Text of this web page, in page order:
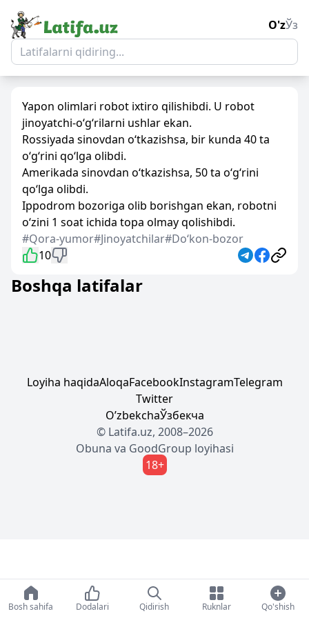
O'zЎз
Yapon olimlari robot ixtiro qilishibdi. U robot
jinoyatchi-o‘g‘rilarni ushlar ekan.
Rossiyada sinovdan o‘tkazishsa, bir kunda 40 ta
o‘g‘rini qo‘lga olibdi.
Amerikada sinovdan o‘tkazishsa, 50 ta o‘g‘rini
qo‘lga olibdi.
Ippodrom bozoriga olib borishgan ekan, robotni
o‘zini 1 soat ichida topa olmay qolishibdi.
#Qora-yumor#Jinoyatchilar#Doʻkon-bozor
10
Boshqa latifalar
Loyiha haqidaAloqaFacebookInstagramTelegram
Twitter
OʼzbekchaЎзбекча
© Latifa.uz, 2008–2026
Obuna va GoodGroup loyihasi
18+
Bosh sahifa Dodalari Qidirish Ruknlar Qo'shish